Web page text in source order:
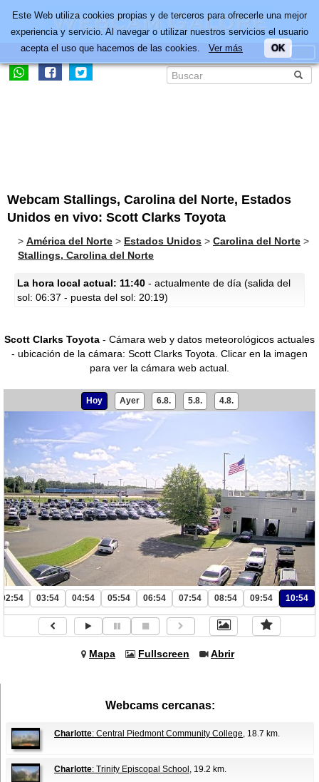
Webcam Stallings, Carolina del Norte, Estados
Unidos en vivo: Scott Clarks Toyota
> América del Norte > Estados Unidos > Carolina del Norte >
Stallings, Carolina del Norte
La hora local actual: 11:40 - actualmente de día (salida del
sol: 06:37 - puesta del sol: 20:19)
Scott Clarks Toyota - Cámara web y datos meteorológicos actuales
- ubicación de la cámara: Scott Clarks Toyota. Clicar en la imagen
para ver la cámara web actual.
Hoy Ayer 6.8. 5.8. 4.8.
02:54 03:54 04:54 05:54 06:54 07:54 08:54 09:54 10:54
Mapa Fullscreen Abrir
Webcams cercanas:
Charlotte: Central Piedmont Community College, 18.7 km.
Charlotte: Trinity Episcopal School , 19.2 km.
Este Web utiliza cookies propias y de terceros para ofrecerle una mejor
experiencia y servicio. Al navegar o utilizar nuestros servicios el usuario
acepta el uso que hacemos de las cookies. Ver más OK